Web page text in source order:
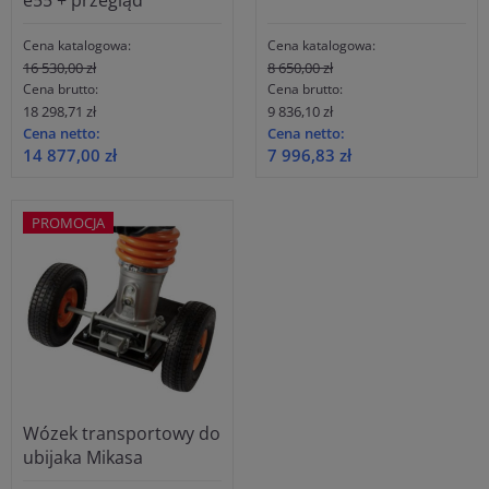
Cena katalogowa:
16 530,00 zł
Cena brutto:
18 298,71 zł
Cena netto:
14 877,00 zł
Cena katalogowa:
8 650,00 zł
Cena brutto:
9 836,10 zł
Cena netto:
7 996,83 zł
Wózek transportowy do
ubijaka Mikasa
PROMOCJA